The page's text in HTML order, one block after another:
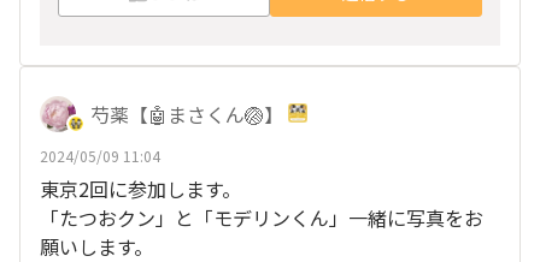
芍薬【🤖まさくん🏐】
2024/05/09 11:04
東京2回に参加します。
「たつおクン」と「モデリンくん」一緒に写真をお
願いします。